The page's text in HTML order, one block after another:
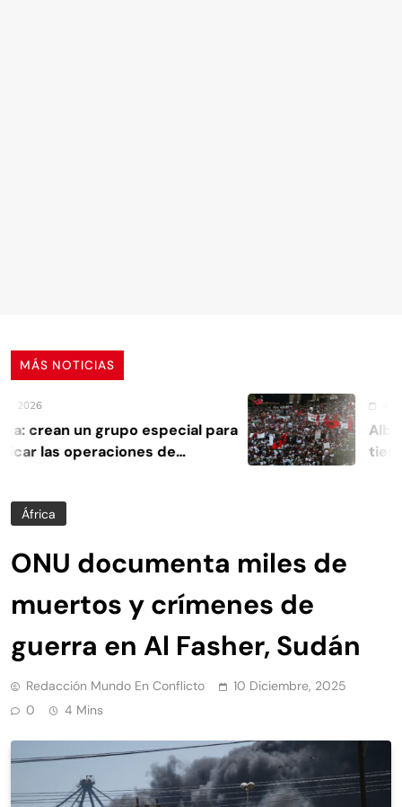
MÁS NOTICIAS
crean un grupo especial para
las operaciones de
4
tierras
África
ONU documenta miles de
muertos y crímenes de
guerra en Al Fasher, Sudán
Redacción Mundo En Conflicto
10 Diciembre, 2025
0
4 Mins